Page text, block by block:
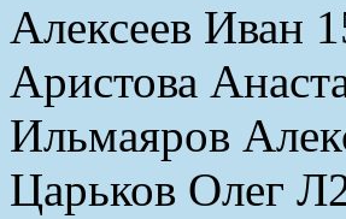
Алексеев Иван
Аристова
Ильмаяров
Царьков Олег